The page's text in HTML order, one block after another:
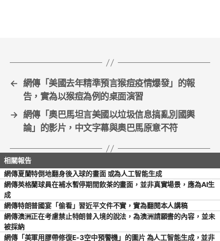
← 網傳「美國去年精準預言猴痘疫情爆發」的報
告，實為以猴痘為例的桌面演習
→ 網傳「奧巴馬坦言美國以垃圾信息搞亂別國輿
論」的影片，中文字幕與奧巴馬原意不符
網傳夏蘭特倒地翻身後入球的畫面 或為人工智能生成
網傳英格蘭球員在補水暫停期間飲茶的畫面，並非真實場景，應為AI生
成
網傳特朗普國宴「偷看」習近平文件不實，實為翻閱本人講稿
網傳澳洲正在考慮禁止特朗普入境的說法，為澳洲請願書的內容，並未
被採納
網傳「美軍用膠帶修復E-3空中預警機」的圖片 為人工智能生成，並非